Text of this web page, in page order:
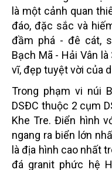
là một cảnh quan
đáo, đặc sắc và
đầm phá - đê cát,
Bạch Mã - Hải Vân
vĩ, đẹp tuyệt vời của
Trong phạm vi núi
DSĐC thuộc 2 cụm
Khe Tre. Điển hình
ngang ra biển lớn
là địa hình cao nhất
đá granit phức hệ